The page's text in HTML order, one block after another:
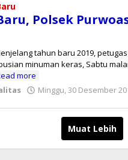
Polsek
tahun baru 2019,
minuman keras, Sabtu
more
Minggu, 30 Desember
Muat Lebih